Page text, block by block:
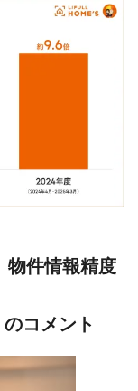
件情報精度
コメント